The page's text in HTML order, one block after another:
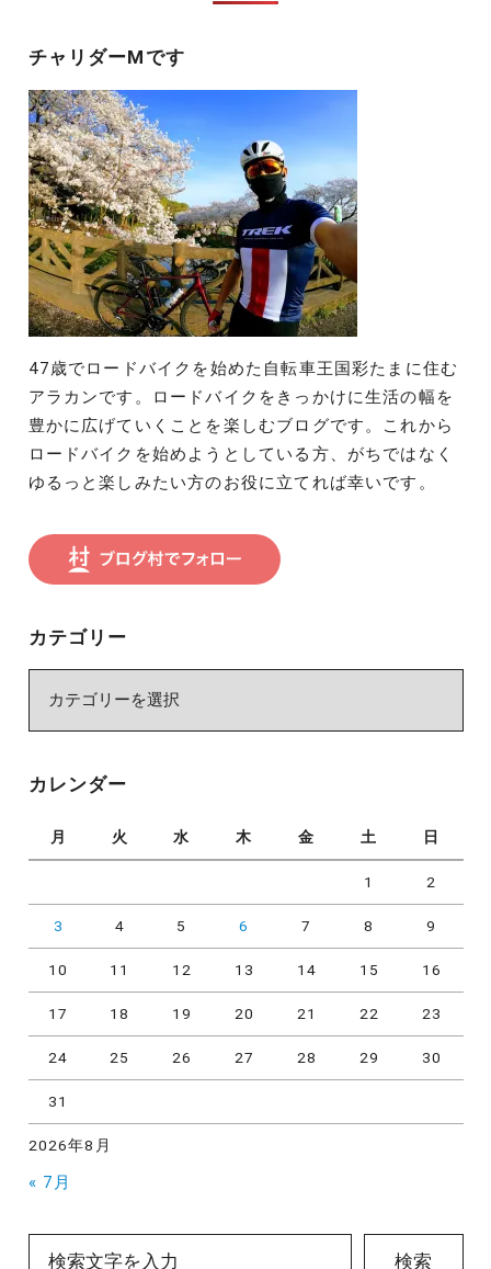
チャリダーMです
47歳でロードバイクを始めた自転車王国彩たまに住む
アラカンです。ロードバイクをきっかけに生活の幅を
豊かに広げていくことを楽しむブログです。これから
ロードバイクを始めようとしている方、がちではなく
ゆるっと楽しみたい方のお役に立てれば幸いです。
カテゴリー
ー
カレンダー
2026年8月
月 火 水 木 金 土 日
1 2
3 4 5 6 7 8 9
10 11 12 13 14 15 16
17 18 19 20 21 22 23
24 25 26 27 28 29 30
31
« 7月
検索